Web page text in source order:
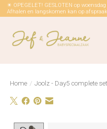
☀ OPEGELET! GESLOTEN op
Afhalen en langskomen kan op
Home / Joolz - Day5 complete